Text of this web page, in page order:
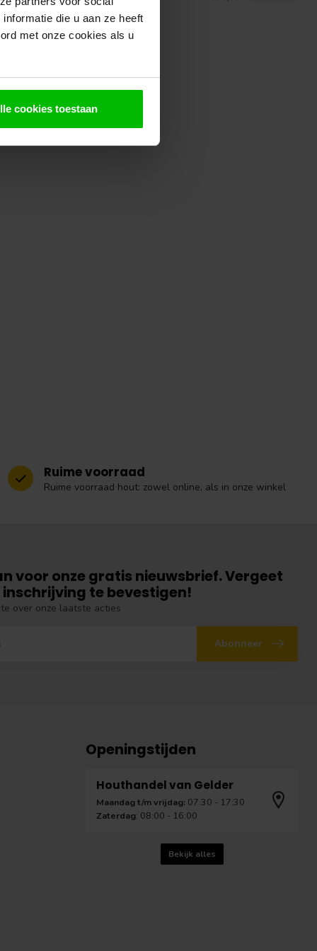
die u aan ze heeft
met onze cookies als u
cookies toestaan
in webshop
Ruime voorraad
Ruime voorraad hout: zowel online, als in onze winkel
voor onze gratis nieuwsbrief. Vergeet
inschrijving te bevestigen!
over onze laatste acties
Abonneer
Openingstijden
Houthandel van Gelder
Maandag t/m vrijdag: 07:30 - 17:30
Zaterdag: 08:00 - 16:00
Bekijk alles